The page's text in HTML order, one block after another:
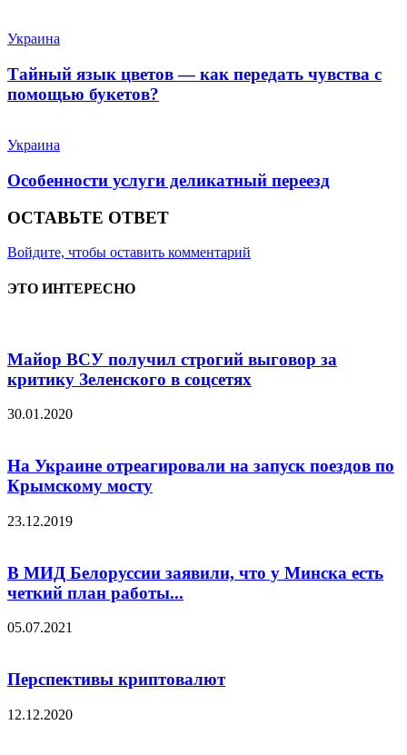
Украина
Тайный язык цветов — как передать чувства с
помощью букетов?
Украина
Особенности услуги деликатный переезд
ОСТАВЬТЕ ОТВЕТ
Войдите, чтобы оставить комментарий
ЭТО ИНТЕРЕСНО
Майор ВСУ получил строгий выговор за
критику Зеленского в соцсетях
30.01.2020
На Украине отреагировали на запуск поездов по
Крымскому мосту
23.12.2019
В МИД Белоруссии заявили, что у Минска есть
четкий план работы...
05.07.2021
Перспективы криптовалют
12.12.2020